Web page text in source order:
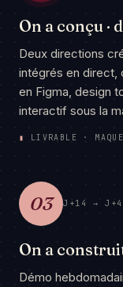
On a conçu ·
Deux directions
intégrés en direct,
en Figma, design
interactif sous la
▮ LIVRABLE ·
03 J+14 →
On a
Démo